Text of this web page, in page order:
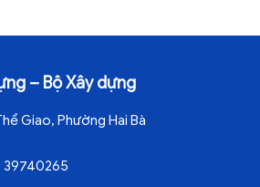
– Bộ Xây dựng
Giao, Phường Hai Bà